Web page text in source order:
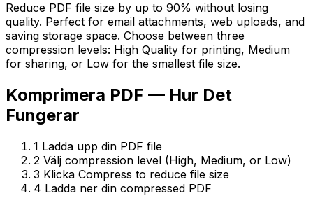
Reduce PDF file size by up to 90% without losing
quality. Perfect for email attachments, web uploads, and
saving storage space. Choose between three
compression levels: High Quality for printing, Medium
for sharing, or Low for the smallest file size.
Komprimera PDF — Hur Det
Fungerar
1 Ladda upp din PDF file
2 Välj compression level (High, Medium, or Low)
3 Klicka Compress to reduce file size
4 Ladda ner din compressed PDF